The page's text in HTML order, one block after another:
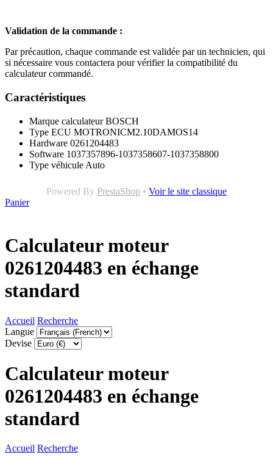
Validation de la commande :
Par précaution, chaque commande est validée par un technicien, qui
si nécessaire vous contactera pour vérifier la compatibilité du
calculateur commandé.
Caractéristiques
Marque calculateur BOSCH
Type ECU MOTRONICM2.10DAMOS14
Hardware 0261204483
Software 1037357896-1037358607-1037358800
Type véhicule Auto
Powered By PrestaShop • Voir le site classique
Panier
Calculateur moteur
0261204483 en échange
standard
Accueil Recherche
Langue
Devise
Calculateur moteur
0261204483 en échange
standard
Accueil Recherche